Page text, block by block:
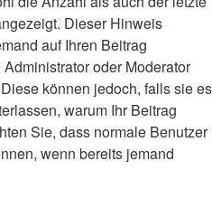
Dieser Hinweis
auf Ihren Beitrag
oder Moderator
können jedoch, falls sie es
warum Ihr Beitrag
Sie, dass normale Benutzer
wenn bereits jemand